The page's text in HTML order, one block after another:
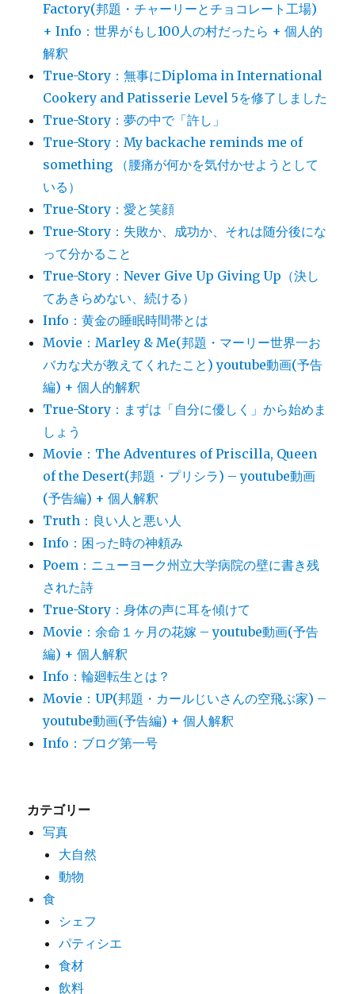
Factory(邦題・チャーリーとチョコレート工場)
+ Info：世界がもし100人の村だったら + 個人的
解釈
True-Story：無事にDiploma in International
Cookery and Patisserie Level 5を修了しました
True-Story：夢の中で「許し」
True-Story：My backache reminds me of
something （腰痛が何かを気付かせようとして
いる）
True-Story：愛と笑顔
True-Story：失敗か、成功か、それは随分後にな
って分かること
True-Story：Never Give Up Giving Up（決し
てあきらめない、続ける）
Info：黄金の睡眠時間帯とは
Movie：Marley & Me(邦題・マーリー世界一お
バカな犬が教えてくれたこと) youtube動画(予告
編) + 個人的解釈
True-Story：まずは「自分に優しく」から始めま
しょう
Movie：The Adventures of Priscilla, Queen
of the Desert(邦題・プリシラ) – youtube動画
(予告編) + 個人解釈
Truth：良い人と悪い人
Info：困った時の神頼み
Poem：ニューヨーク州立大学病院の壁に書き残
された詩
True-Story：身体の声に耳を傾けて
Movie：余命１ヶ月の花嫁 – youtube動画(予告
編) + 個人解釈
Info：輪廻転生とは？
Movie：UP(邦題・カールじいさんの空飛ぶ家) –
youtube動画(予告編) + 個人解釈
Info：ブログ第一号
カテゴリー
写真
大自然
動物
食
シェフ
パティシエ
食材
飲料